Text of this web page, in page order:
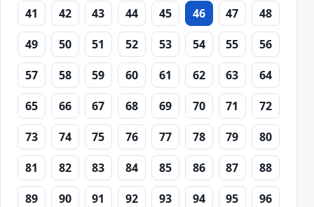
41
42 43 44 45 46 47
48
49
50 51 52 53 54 55
56
57
58 59 60 61 62 63
64
65
66 67 68 69 70 71
72
73
74 75 76 77 78 79
80
81
82 83 84 85 86 87
88
89
90 91 92 93 94 95
96